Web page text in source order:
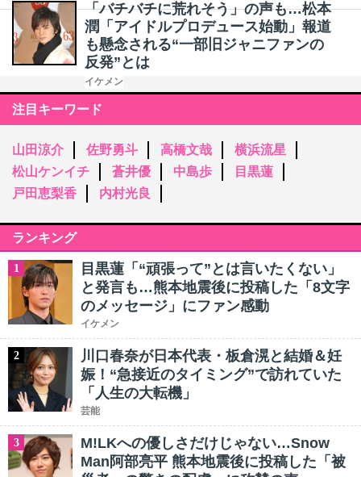
「バチバチに荒れそう」の声も…松本
潤「アイドルプロデュース始動」報道
も懸念される“一部旧ジャニファンの
反発”とは
イケメン
注目キーワード
山田涼介 佐野勇斗 高橋文哉
横浜流星
松山ケンイチ
蒼井優 中島歩
目黒蓮
戸田恵梨香
内村光良
ランキング
1
目黒蓮「“頑張って”とは言いたくない」
と発言も…熊本地震後に投稿した「8文字
のメッセージ」にファン感動
イケメン
2
川口春奈が日本代表・板倉滉と結婚＆妊
娠！“急接近のタイミング”で訪れていた
「人生の大転機」
芸能
3
M!LKへの優しさだけじゃない…Snow
Man阿部亮平 熊本地震後に投稿した「被